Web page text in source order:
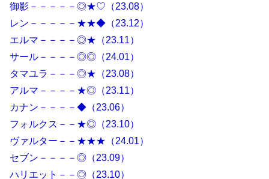
御影－－－－－◎★♡（23.08）
レン－－－－－★★◆（23.12）
エルマ－－－－◎★（23.11）
サール－－－－◎◎（24.01）
タマユラ－－－◎★（23.08）
アルマ－－－－★◎（23.11）
カナン－－－－◆（23.06）
フォルクス－－★◎（23.10）
ヴァルター－－★★★（24.01）
セブン－－－－◎（23.09）
ハリエット－－◎（23.10）